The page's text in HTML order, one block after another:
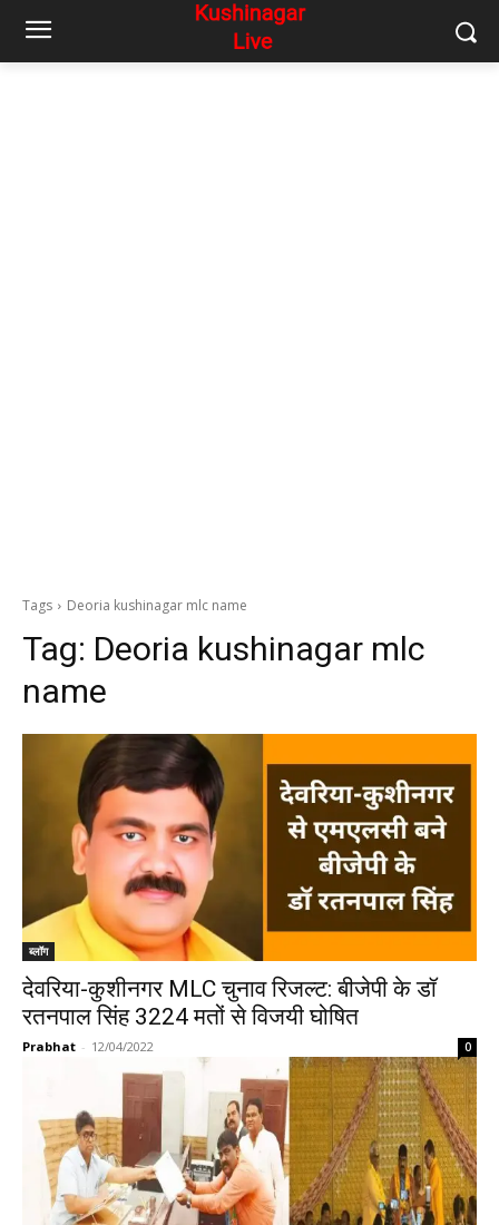
Tags Deoria kushinagar mlc name
Tag: Deoria kushinagar mlc
name
ब्लॉग
देवरिया-कुशीनगर MLC चुनाव रिजल्ट: बीजेपी के डॉ
रतनपाल सिंह 3224 मतों से विजयी घोषित
Prabhat - 12/04/2022 0